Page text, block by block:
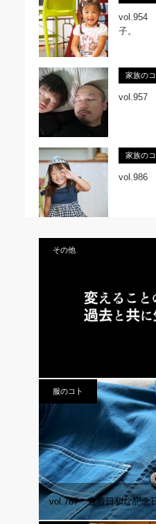
vol.954
子。
家族の
vol.957
家族の
vol.986
その他
服のコト
vol.787 古着日和な記念